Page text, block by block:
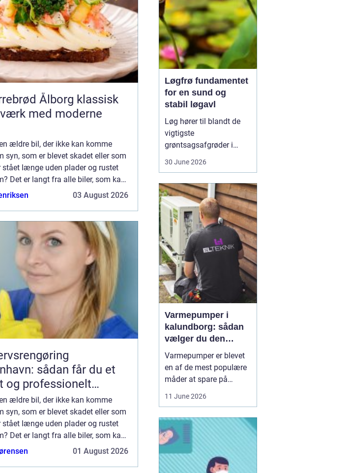
Ålborg klassisk
med moderne
ældre bil, der ikke kan komme
syn, som er blevet skadet eller som
stået længe uden plader og rustet
Det er langt fra alle biler, som kan
at blive ved med at reparere på
03 August 2026
sådan får du et
og professionelt
ældre bil, der ikke kan komme
syn, som er blevet skadet eller som
stået længe uden plader og rustet
Det er langt fra alle biler, som kan
at blive ved med at reparere på
01 August 2026
tunge arbej...
Løgfrø fundamentet
for en sund og
stabil løgavl
Løg hører til blandt de
vigtigste
grøntsagsafgrøder i
ensartet løg ligger et
veludvikletLøgfrø, som
er tilpasset klima,
jordtype og
dyrkningssy...
30 June 2026
Varmepumper i
kalundborg: sådan
vælger du den
rigtige løsning
Varmepumper er blevet
en af de mest populære
måder at spare på
Kalundborg står over for
samme spørgsmål: Skal
vi skifte den gamle
varmekilde ud, og er en
11 June 2026